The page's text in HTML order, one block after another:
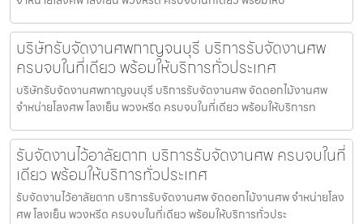
บริษัทรับจัดงานศพกาญจนบุรี บริการรับจัดงานศพ
ครบจบในที่เดียว พร้อมให้บริการทั่วประเทศ
บริษัทรับจัดงานศพกาญจนบุรี บริการรับจัดงานศพ จัดดอกไม้งานศพ
จำหน่ายโลงศพ โลงเย็น พวงหรีด ครบจบในที่เดียว พร้อมให้บริการท
รับจัดงานไว้อาลัยตาก บริการรับจัดงานศพ ครบจบในที่
เดียว พร้อมให้บริการทั่วประเทศ
รับจัดงานไว้อาลัยตาก บริการรับจัดงานศพ จัดดอกไม้งานศพ จำหน่ายโลง
ศพ โลงเย็น พวงหรีด ครบจบในที่เดียว พร้อมให้บริการทั่วประ